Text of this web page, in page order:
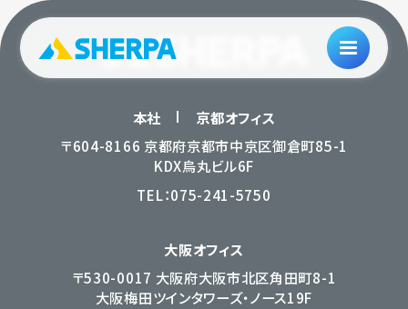
本社
京都オフィス
〒604-8166 京都府京都市中京区御倉町85-1
KDX烏丸ビル6F
TEL：075-241-5750
大阪オフィス
〒530-0017 大阪府大阪市北区角田町8-1
大阪梅田ツインタワーズ・ノース19F